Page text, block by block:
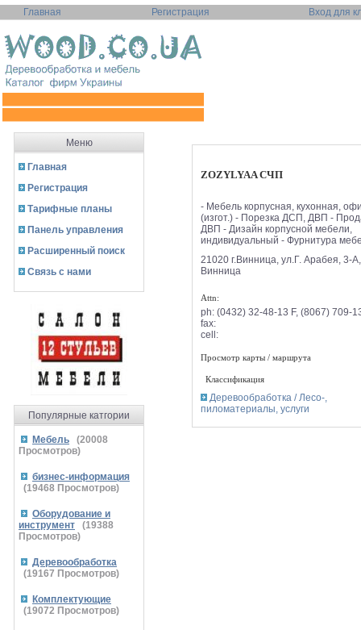
Главная Регистрация Вход для
Меню
Главная
Регистрация
Тарифные планы
Панель управления
Расширенный поиск
Связь с нами
Популярные катгории
Мебель (20008
Просмотров)
бизнес-информация
(19468 Просмотров)
Оборудование и
инструмент
(19388
Просмотров)
Деревообработка
(19167 Просмотров)
Комплектующие
(19072 Просмотров)
ZOZYLYAA СЧП
- Мебель корпусная, кухонная,
(изгот.) - Порезка ДСП, ДВП -
ДВП - Дизайн корпусной мебели,
индивидуальный - Фурнитура
21020 г.Винница, ул.Г. Арабея, 3-
Винница
Attn:
ph: (0432) 32-48-13 F, (8067) 709-
fax:
cell:
Просмотр карты / маршрута
Классификация
Деревообработка / Лесо-,
пиломатериалы, услуги